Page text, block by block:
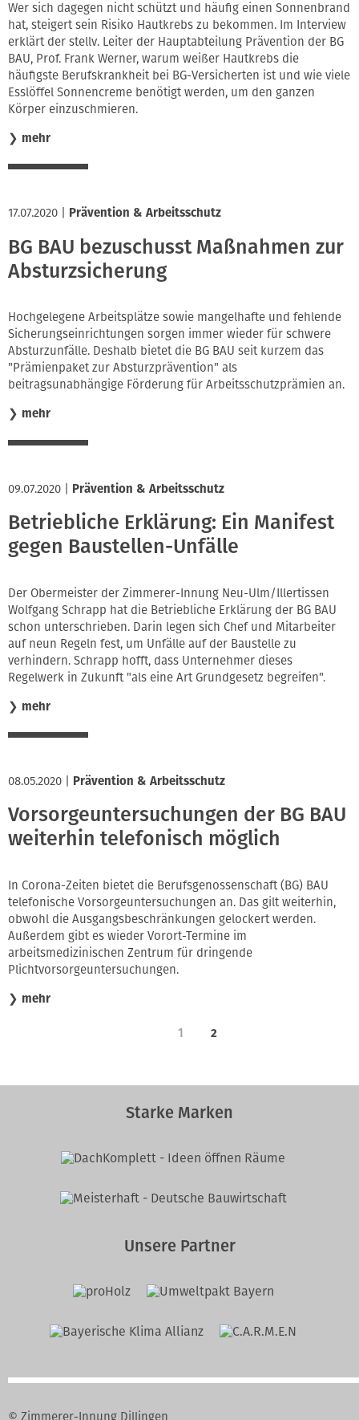
Wer sich dagegen nicht schützt und häufig einen Sonnenbrand
hat, steigert sein Risiko Hautkrebs zu bekommen. Im Interview
erklärt der stellv. Leiter der Hauptabteilung Prävention der BG
BAU, Prof. Frank Werner, warum weißer Hautkrebs die
häufigste Berufskrankheit bei BG-Versicherten ist und wie viele
Esslöffel Sonnencreme benötigt werden, um den ganzen
Körper einzuschmieren.
❯ mehr
17.07.2020 Prävention & Arbeitsschutz
BG BAU bezuschusst Maßnahmen zur
Absturzsicherung
Hochgelegene Arbeitsplätze sowie mangelhafte und fehlende
Sicherungseinrichtungen sorgen immer wieder für schwere
Absturzunfälle. Deshalb bietet die BG BAU seit kurzem das
"Prämienpaket zur Absturzprävention" als
beitragsunabhängige Förderung für Arbeitsschutzprämien an.
❯ mehr
09.07.2020 Prävention & Arbeitsschutz
Betriebliche Erklärung: Ein Manifest
gegen Baustellen-Unfälle
Der Obermeister der Zimmerer-Innung Neu-Ulm/Illertissen
Wolfgang Schrapp hat die Betriebliche Erklärung der BG BAU
schon unterschrieben. Darin legen sich Chef und Mitarbeiter
auf neun Regeln fest, um Unfälle auf der Baustelle zu
verhindern. Schrapp hofft, dass Unternehmer dieses
Regelwerk in Zukunft "als eine Art Grundgesetz begreifen".
❯ mehr
08.05.2020 Prävention & Arbeitsschutz
Vorsorgeuntersuchungen der BG BAU
weiterhin telefonisch möglich
In Corona-Zeiten bietet die Berufsgenossenschaft (BG) BAU
telefonische Vorsorgeuntersuchungen an. Das gilt weiterhin,
obwohl die Ausgangsbeschränkungen gelockert werden.
Außerdem gibt es wieder Vorort-Termine im
arbeitsmedizinischen Zentrum für dringende
Plichtvorsorgeuntersuchungen.
❯ mehr
1 2
Starke Marken
Unsere Partner
© Zimmerer-Innung Dillingen